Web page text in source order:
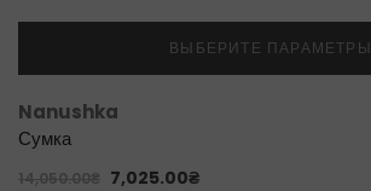
ВЫБЕРИТЕ ПАРАМЕТРЫ
Nanushka
Сумка
14,050.00₴ 7,025.00₴